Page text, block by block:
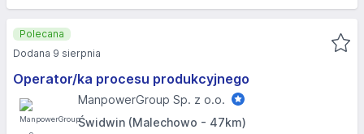
Operator/ka procesu produkcyjnego
ManpowerGroup Sp. z o.o.
Świdwin (Malechowo - 47km)
Polecana
Dodana 9 sierpnia